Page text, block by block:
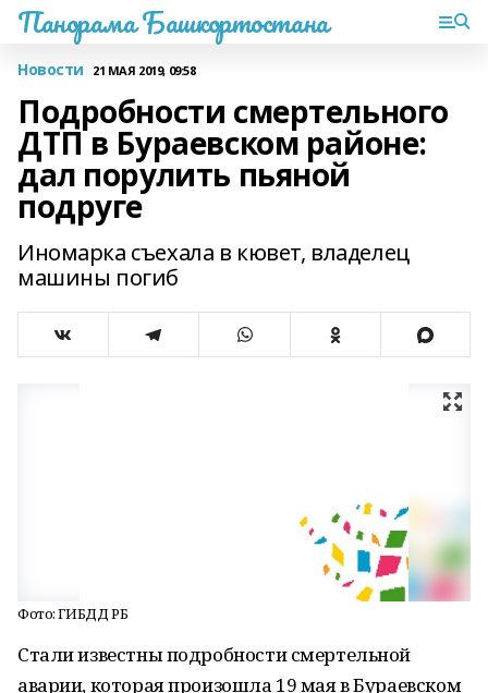
Панорама Башкортостана
Новости 21 МАЯ 2019, 09:58
Подробности смертельного
ДТП в Бураевском районе:
дал порулить пьяной
подруге
Иномарка съехала в кювет, владелец
машины погиб
Фото: ГИБДД РБ
Стали известны подробности смертельной
аварии, которая произошла 19 мая в Бураевском